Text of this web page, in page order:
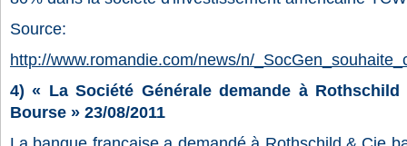
Source:
http://www.romandie.com/news/n/
4)« La Société Générale demande à
Bourse » 23/08/2011